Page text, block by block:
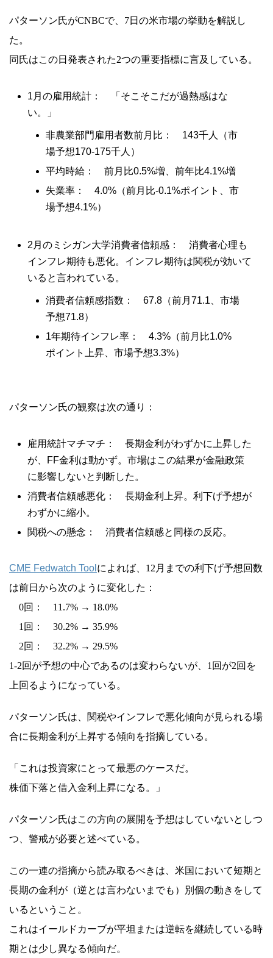
パターソン氏がCNBCで、7日の米市場の挙動を解説し
た。
同氏はこの日発表された2つの重要指標に言及している。
1月の雇用統計： 「そこそこだが過熱感はな
い。」
非農業部門雇用者数前月比： 143千人（市
場予想170-175千人）
平均時給： 前月比0.5%増、前年比4.1%増
失業率： 4.0%（前月比-0.1%ポイント、市
場予想4.1%）
2月のミシガン大学消費者信頼感： 消費者心理も
インフレ期待も悪化。インフレ期待は関税が効いて
いると言われている。
消費者信頼感指数： 67.8（前月71.1、市場
予想71.8）
1年期待インフレ率： 4.3%（前月比1.0%
ポイント上昇、市場予想3.3%）
パターソン氏の観察は次の通り：
雇用統計マチマチ： 長期金利がわずかに上昇した
が、FF金利は動かず。市場はこの結果が金融政策
に影響しないと判断した。
消費者信頼感悪化： 長期金利上昇。利下げ予想が
わずかに縮小。
関税への懸念： 消費者信頼感と同様の反応。
CME Fedwatch Tool によれば、12月までの利下げ予想回数
は前日から次のように変化した：
0回： 11.7% → 18.0%
1回： 30.2% → 35.9%
2回： 32.2% → 29.5%
1-2回が予想の中心であるのは変わらないが、1回が2回を
上回るようになっている。
パターソン氏は、関税やインフレで悪化傾向が見られる場
合に長期金利が上昇する傾向を指摘している。
「これは投資家にとって最悪のケースだ。
株価下落と借入金利上昇になる。」
パターソン氏はこの方向の展開を予想はしていないとしつ
つ、警戒が必要と述べている。
この一連の指摘から読み取るべきは、米国において短期と
長期の金利が（逆とは言わないまでも）別個の動きをして
いるということ。
これはイールドカーブが平坦または逆転を継続している時
期とは少し異なる傾向だ。